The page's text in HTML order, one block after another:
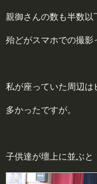
親御さんの数も半数以
殆どがスマホでの撮影
私が座っていた周辺は
多かったですが。
子供達が壇上に並ぶと